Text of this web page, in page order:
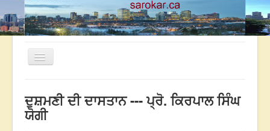
Toggle
ਰਚਨਾਵਾਂ
ਦੁਸ਼ਮਣੀ ਦੀ ਦਾਸਤਾਨ --- ਪ੍ਰੋ. ਕਿਰਪਾਲ ਸਿੰਘ
ਯੋਗੀ